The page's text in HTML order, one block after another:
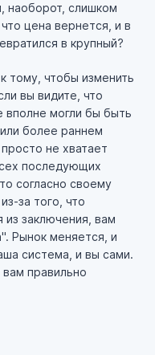
наоборот, слишком
цена вернется, и в
в крупный?
тому, чтобы изменить
вы видите, что
вполне могли бы быть
более раннем
не хватает
последующих
согласно своему
за того, что
заключения, вам
Рынок меняется, и
система, и вы сами.
правильно